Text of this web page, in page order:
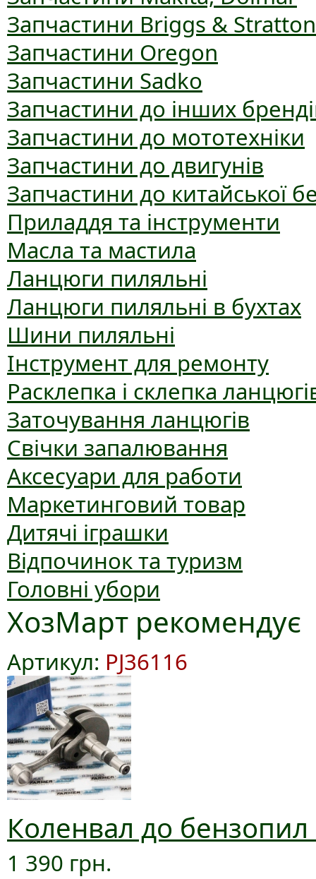
Запчастини Briggs & Stratton
Запчастини Oregon
Запчастини Sadko
Запчастини до інших
Запчастини до мототехніки
Запчастини до двигунів
Запчастини до китайської
Приладдя та інструменти
Масла та мастила
Ланцюги пиляльні
Ланцюги пиляльні в бухтах
Шини пиляльні
Інструмент для ремонту
Расклепка і склепка
Заточування ланцюгів
Свічки запалювання
Аксесуари для работи
Маркетинговий товар
Дитячі іграшки
Відпочинок та туризм
Головні убори
ХозМарт рекомендує
Артикул: PJ36116
Коленвал до бензопил
1 390 грн.